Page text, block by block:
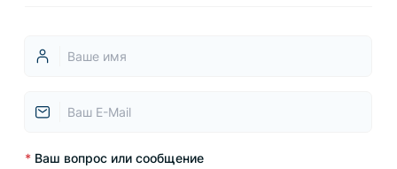
* Ваш вопрос или сообщение